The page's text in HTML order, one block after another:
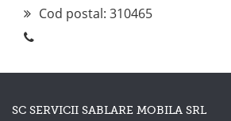
Cod postal: 310465
SC SERVICII SABLARE MOBILA SRL